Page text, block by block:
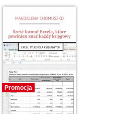
Promocja